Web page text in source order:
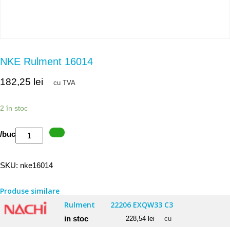
NKE Rulment 16014
182,25 lei cu TVA
2 în stoc
Cantitate
/buc
SKU: nke16014
Produse similare
Rulment
22206 EXQW33 C3
in stoc 228,54 lei
cu